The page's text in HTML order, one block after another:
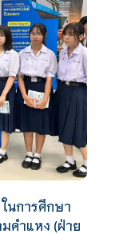
นการศึกษา
คำแหง (ฝ่าย